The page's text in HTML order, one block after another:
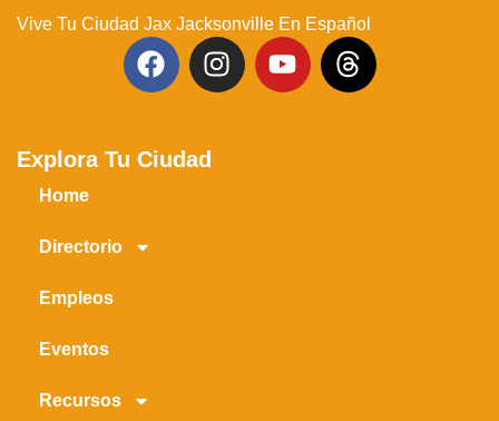
Vive Tu Ciudad Jax Jacksonville En Español
Explora Tu Ciudad
Home
Directorio
Empleos
Eventos
Recursos